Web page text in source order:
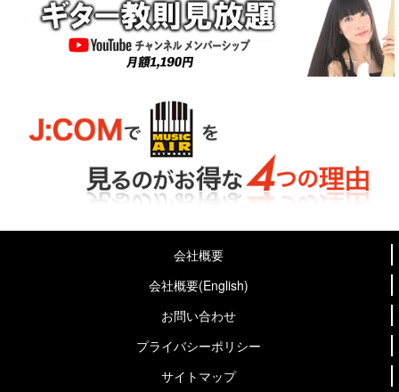
会社概要
会社概要(English)
お問い合わせ
プライバシーポリシー
サイトマップ